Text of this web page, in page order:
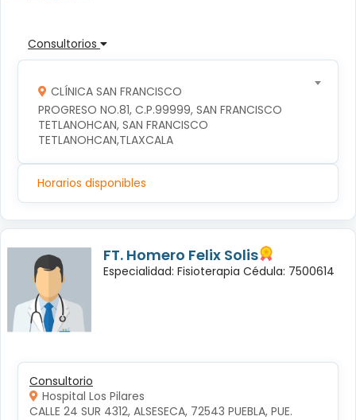
Consultorios
CLÍNICA SAN FRANCISCO
PROGRESO NO.81, C.P.99999, SAN FRANCISCO
TETLANOHCAN, SAN FRANCISCO
TETLANOHCAN,TLAXCALA
Horarios disponibles
FT. Homero Felix Solis
Especialidad: Fisioterapia Cédula: 7500614
Consultorio
Hospital Los Pilares
CALLE 24 SUR 4312, ALSESECA, 72543 PUEBLA, PUE.